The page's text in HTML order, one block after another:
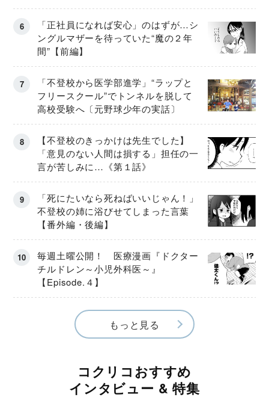
「正社員になれば安心」のはずが…シ
ングルマザーを待っていた“魔の２年
間”【前編】
「不登校から医学部進学」“ラップと
フリースクール”でトンネルを脱して
高校受験へ〔元野球少年の実話〕
【不登校のきっかけは先生でした】
「意見のない人間は損する」担任の一
言が苦しみに…《第１話》
「死にたいなら死ねばいいじゃん！」
不登校の姉に浴びせてしまった言葉
【番外編・後編】
毎週土曜公開！ 医療漫画『ドクター
チルドレン～小児外科医～』
【Episode.４】
もっと見る
コクリコおすすめ
インタビュー & 特集